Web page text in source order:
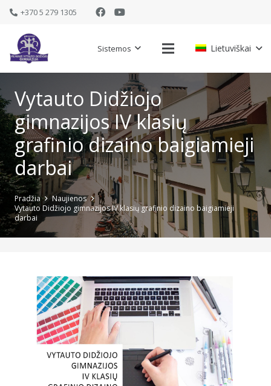
+370 5 279 1305
Sistemos Lietuviškai
Vytauto Didžiojo
gimnazijos IV klasių
grafinio dizaino baigiamieji
darbai
Pradžia
Naujienos
Vytauto Didžiojo gimnazijos IV klasių grafinio dizaino baigiamieji
darbai